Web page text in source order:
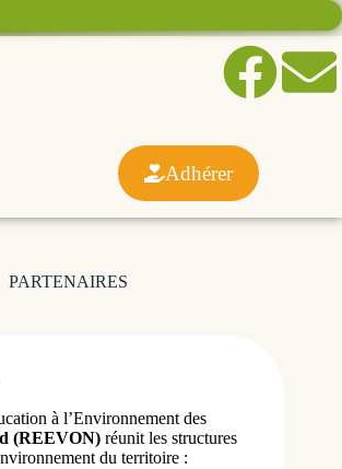
Adhérer
PARTENAIRES
(REEVON) réunit les structures
du territoire :